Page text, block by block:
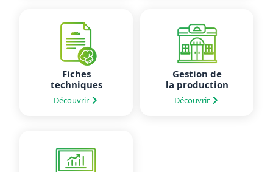
Fiches
techniques
Découvrir
Gestion de
la production
Découvrir